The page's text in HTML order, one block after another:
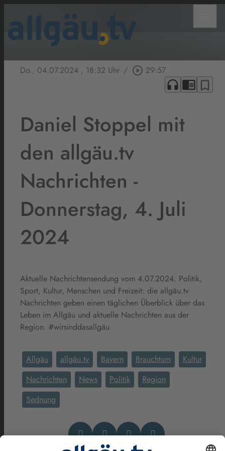
Do., 04.07.2024 , 18:32 Uhr / play_circle_outline 29:57
headphones chrome_reader_mode bookmark_border
Daniel Stoppel mit
den allgäu.tv
Nachrichten -
Donnerstag, 4. Juli
2024
Aktuelle Nachrichtensendung vom 4.07.2024. Politik,
Sport, Kultur, Menschen und Freizeit: die allgäu.tv
Nachrichten geben einen täglichen Überblick über das
Leben im Allgäu und aktuelle Nachrichten aus der
Region. #wirsinddasallgäu
Allgäu allgäu.tv Bayern Brauchtum
Kultur
Nachrichten
News Politik
Region
Sednung